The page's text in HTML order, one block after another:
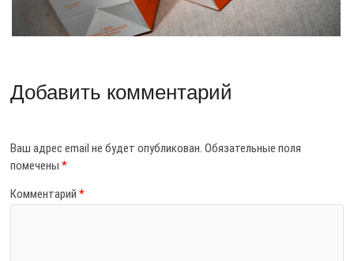
Добавить комментарий
Ваш адрес email не будет опубликован. Обязательные поля
помечены*
Комментарий*